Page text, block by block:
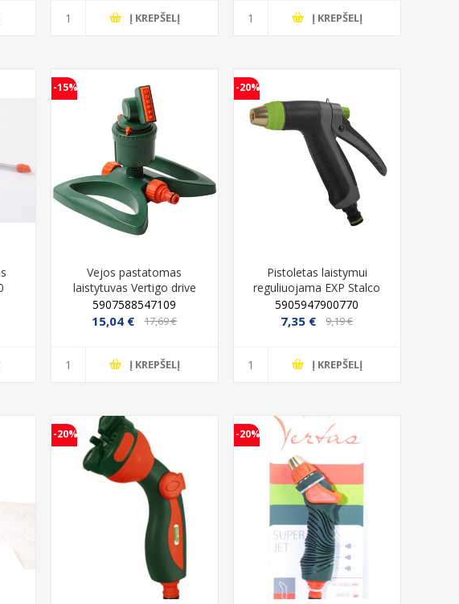
3x4 (12 kv/m), 4
Į KREPŠELĮ Į KREPŠELĮ
-15%
Vejos pastatomas
laistytuvas Vertigo drive
Vertas 18 m
5907588547109
15,04 € 17,69 €
Į KREPŠELĮ
-20%
Pistoletas laistymui
reguliuojama EXP Stalco
5905947900770
7,35 € 9,19 €
Į KREPŠELĮ
-20% -20%